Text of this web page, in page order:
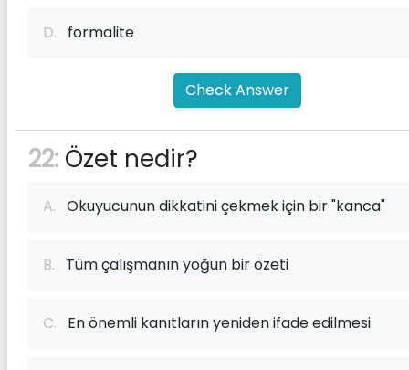
D. formalite
Check Answer
22: Özet nedir?
A. Okuyucunun dikkatini çekmek için bir "kanca"
B. Tüm çalışmanın yoğun bir özeti
C. En önemli kanıtların yeniden ifade edilmesi